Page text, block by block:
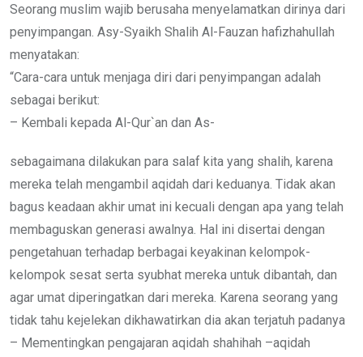
Seorang muslim wajib berusaha menyelamatkan dirinya dari
penyimpangan. Asy-Syaikh Shalih Al-Fauzan hafizhahullah
menyatakan:
“Cara-cara untuk menjaga diri dari penyimpangan adalah
sebagai berikut:
– Kembali kepada Al-Qur`an dan As-
sebagaimana dilakukan para salaf kita yang shalih, karena
mereka telah mengambil aqidah dari keduanya. Tidak akan
bagus keadaan akhir umat ini kecuali dengan apa yang telah
membaguskan generasi awalnya. Hal ini disertai dengan
pengetahuan terhadap berbagai keyakinan kelompok-
kelompok sesat serta syubhat mereka untuk dibantah, dan
agar umat diperingatkan dari mereka. Karena seorang yang
tidak tahu kejelekan dikhawatirkan dia akan terjatuh padanya
– Mementingkan pengajaran aqidah shahihah –aqidah